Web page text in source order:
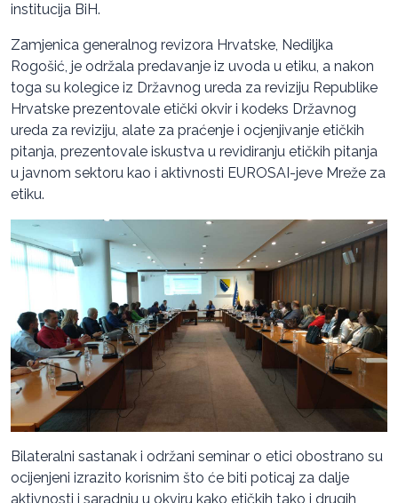
institucija BiH.
Zamjenica generalnog revizora Hrvatske, Nediljka
Rogošić, je održala predavanje iz uvoda u etiku, a nakon
toga su kolegice iz Državnog ureda za reviziju Republike
Hrvatske prezentovale etički okvir i kodeks Državnog
ureda za reviziju, alate za praćenje i ocjenjivanje etičkih
pitanja, prezentovale iskustva u revidiranju etičkih pitanja
u javnom sektoru kao i aktivnosti EUROSAI-jeve Mreže za
etiku.
Bilateralni sastanak i održani seminar o etici obostrano su
ocijenjeni izrazito korisnim što će biti poticaj za dalje
aktivnosti i saradnju u okviru kako etičkih tako i drugih